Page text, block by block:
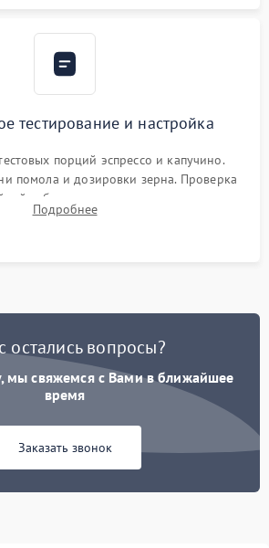
тестирование и настройка
порций эспрессо и капучино.
помола и дозировки зерна. Проверка
таблетки, температуры напитка и
пены. Контроль отсутствия посторонних
Подробнее
остались вопросы?
мы свяжемся с Вами в ближайшее
время
Заказать звонок